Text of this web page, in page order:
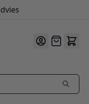
9.9/10
Offerte